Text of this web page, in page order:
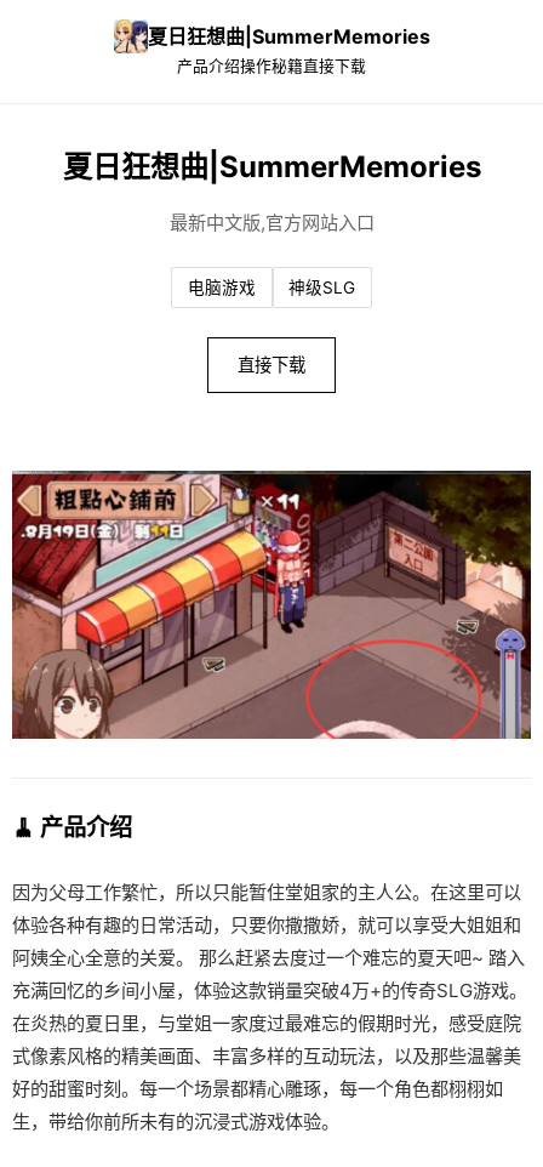
夏日狂想曲|SummerMemories
产品介绍操作秘籍直接下载
夏日狂想曲|SummerMemories
最新中文版,官方网站入口
电脑游戏 神级SLG
直接下载
🧹 产品介绍
因为父母工作繁忙，所以只能暂住堂姐家的主人公。在这里可以
体验各种有趣的日常活动，只要你撒撒娇，就可以享受大姐姐和
阿姨全心全意的关爱。 那么赶紧去度过一个难忘的夏天吧~ 踏入
充满回忆的乡间小屋，体验这款销量突破4万+的传奇SLG游戏。
在炎热的夏日里，与堂姐一家度过最难忘的假期时光，感受庭院
式像素风格的精美画面、丰富多样的互动玩法，以及那些温馨美
好的甜蜜时刻。每一个场景都精心雕琢，每一个角色都栩栩如
生，带给你前所未有的沉浸式游戏体验。